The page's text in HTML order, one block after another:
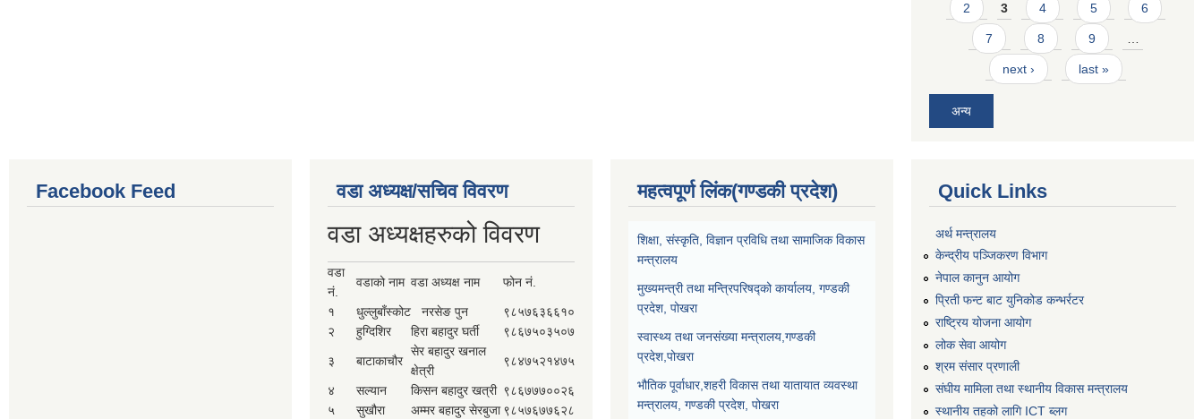
2 3 4 5 6
7 8 9 …
next › last »
अन्य
Facebook Feed वडा अध्यक्ष/सचिव विवरण
वडा अध्यक्षहरुको विवरण
वडा
नं.
वडाको नाम वडा अध्यक्ष नाम फोन नं.
१ धुल्लुबाँस्कोट नरसेङ पुन
९८५७६३६६१०
२
हुग्दिशिर हिरा बहादुर घर्ती ९८६७५०३५०७
३ बाटाकाचौर
सेर बहादुर खनाल
क्षेत्री
९८४७५२१४७५
४ सल्यान किसन बहादुर खत्री ९८६७७७००२६
५
सुखौरा अम्मर बहादुर सेरबुजा ९८५७६७७६२८
महत्वपूर्ण लिंक(गण्डकी प्रदेश)
शिक्षा, संस्कृति, विज्ञान प्रविधि तथा सामाजिक विकास
मन्त्रालय
मुख्यमन्त्री तथा मन्त्रिपरिषद्को कार्यालय, गण्डकी
प्रदेश, पोखरा
स्वास्थ्य तथा जनसंख्या मन्त्रालय,गण्डकी
प्रदेश,पोखरा
भौतिक पूर्वाधार,शहरी विकास तथा यातायात व्यवस्था
मन्त्रालय, गण्डकी प्रदेश, पोखरा
Quick Links
अर्थ मन्त्रालय
केन्द्रीय पञ्जिकरण विभाग
नेपाल कानुन आयोग
प्रिती फन्ट बाट युनिकोड कन्भर्रटर
राष्ट्रिय योजना आयोग
लोक सेवा आयोग
श्रम संसार प्रणाली
संघीय मामिला तथा स्थानीय विकास मन्त्रालय
स्थानीय तहको लागि ICT ब्लग